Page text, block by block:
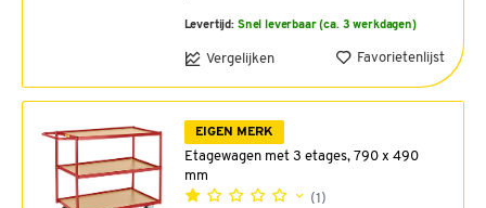
Levertijd: Snel leverbaar (ca. 3 werkdagen)
Vergelijken Favorietenlijst
EIGEN MERK
Etagewagen met 3 etages, 790 x 490
mm
(1)